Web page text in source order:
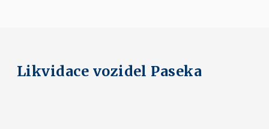
Likvidace vozidel Paseka